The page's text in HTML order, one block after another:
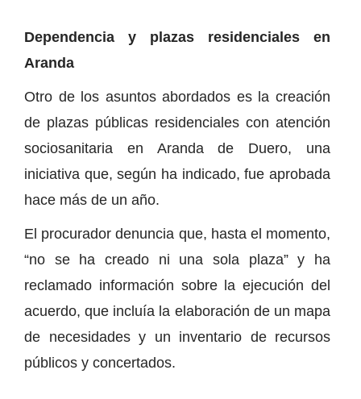
Dependencia y plazas residenciales en
Aranda
Otro de los asuntos abordados es la creación
de plazas públicas residenciales con atención
sociosanitaria en Aranda de Duero, una
iniciativa que, según ha indicado, fue aprobada
hace más de un año.
El procurador denuncia que, hasta el momento,
“no se ha creado ni una sola plaza” y ha
reclamado información sobre la ejecución del
acuerdo, que incluía la elaboración de un mapa
de necesidades y un inventario de recursos
públicos y concertados.